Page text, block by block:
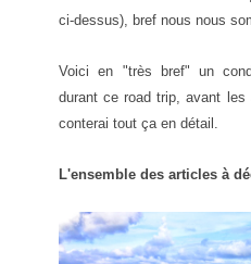
ci-dessus), bref nous nous
Voici en "très bref" un
durant ce road trip, avant
conterai tout ça en détail .
L'ensemble des artic les à dé